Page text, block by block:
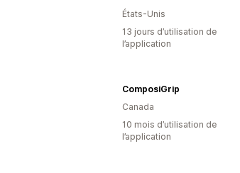
États-Unis
13 jours d’utilisation de
l’application
ComposiGrip
Canada
10 mois d’utilisation de
l’application